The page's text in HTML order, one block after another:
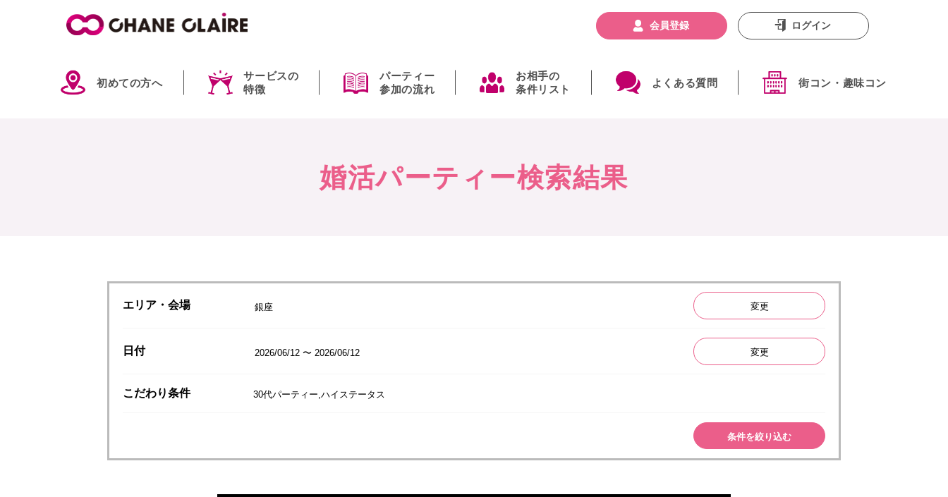
初めての方へ
サービスの
特徴
パーティー
参加の流れ
お相手の
条件リスト
よくある質問 街コン・趣味コン
会員登録 ログイン
婚活パーティー検索結果
エリア・会場 銀座 変更
日付 2026/06/12 〜 2026/06/12 変更
こだわり条件 30代パーティー,ハイステータス
条件を絞り込む